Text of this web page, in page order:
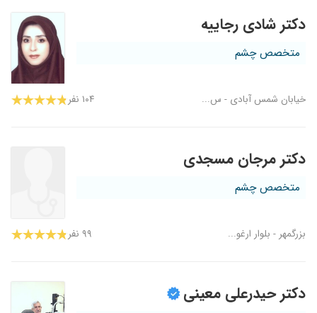
دکتر شادی رجاییه
متخصص چشم
خیابان شمس آبادی - س... ۱۰۴ نفر
دکتر مرجان مسجدی
متخصص چشم
بزرگمهر - بلوار ارغو... ۹۹ نفر
دکتر حیدرعلی معینی